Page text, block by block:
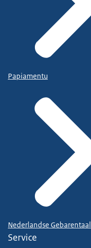
Papiamentu
Nederlandse Gebarentaal
Service